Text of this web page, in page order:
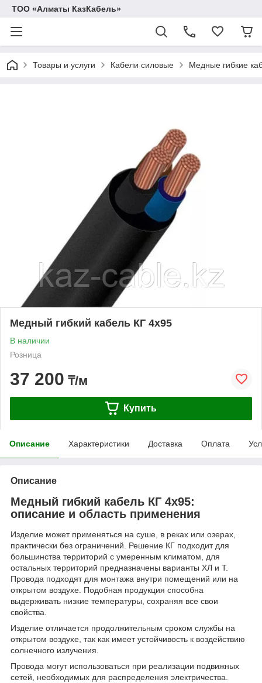
ТОО «Алматы КазКабель»
Товары и услуги Кабели силовые Медные гибкие
Медный гибкий кабель КГ 4х95
В наличии
Розница
37 200 ₸/м
Купить
Описание Характеристики Доставка Оплата
Описание
Медный гибкий кабель КГ 4х95:
описание и область применения
Изделие может применяться на суше, в реках или озерах,
практически без ограничений. Решение КГ подходит для
большинства территорий с умеренным климатом, для
остальных территорий предназначены варианты ХЛ и Т.
Провода подходят для монтажа внутри помещений или на
открытом воздухе. Подобная продукция способна
выдерживать низкие температуры, сохраняя все свои
свойства.
Изделие отличается продолжительным сроком службы на
открытом воздухе, так как имеет устойчивость к воздействию
солнечного излучения.
Провода могут использоваться при реализации подвижных
сетей, необходимых для распределения электричества.